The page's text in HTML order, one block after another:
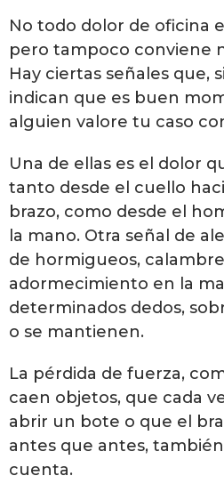
No todo dolor de oficina
pero tampoco conviene
Hay ciertas señales que,
indican que es buen
alguien valore tu caso
Una de ellas es el dolor
tanto desde el cuello
brazo, como desde el
la mano. Otra señal de
de hormigueos,
adormecimiento en la
determinados dedos,
o se mantienen.
La pérdida de fuerza,
caen objetos, que cada
abrir un bote o que el
antes que antes,
cuenta.